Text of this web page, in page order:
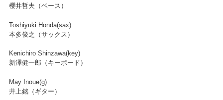
櫻井哲夫（ベース）
Toshiyuki Honda(sax)
本多俊之（サックス）
Kenichiro Shinzawa(key)
新澤健一郎（キーボード）
May Inoue(g)
井上銘（ギター）